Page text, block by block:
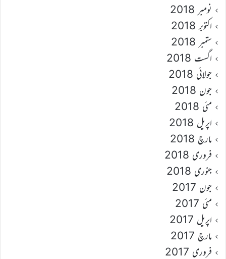
نومبر 2018
اکتوبر 2018
ستمبر 2018
اگست 2018
جولائی 2018
جون 2018
مئی 2018
اپریل 2018
مارچ 2018
فروری 2018
جنوری 2018
جون 2017
مئی 2017
اپریل 2017
مارچ 2017
فروری 2017